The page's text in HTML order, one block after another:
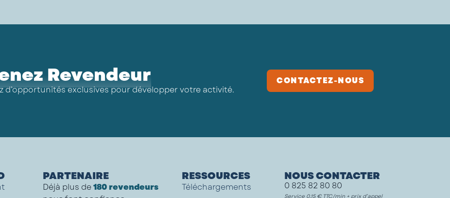
Revendeur
d’opportunités exclusives pour développer votre activité.
CONTACTEZ-NOUS
PARTENAIRE
Déjà plus de180 revendeurs
RESSOURCES
Téléchargements
NOUS CONTACTER
0 825 82 80 80
Service 0,15 € TTC/min + prix d’appel